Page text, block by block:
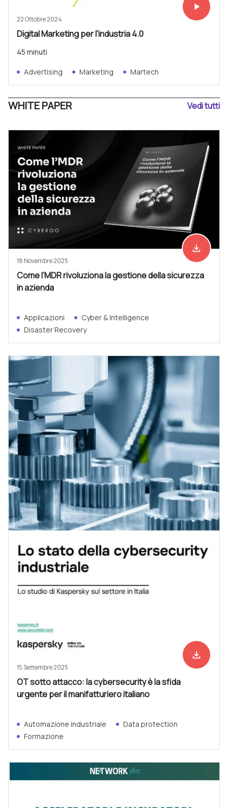
Vedi subito
play_arrow
22 Ottobre 2024
Digital Marketing per l'industria 4.0
45 minuti
Advertising Marketing Martech
WHITE PAPER Vedi tutti
Scarica
file_download
18 Novembre 2025
Come l’MDR rivoluziona la gestione della sicurezza
in azienda
Applicazioni
Cyber & Intelligence
Disaster Recovery
Scarica
file_download
15 Settembre 2025
OT sotto attacco: la cybersecurity è la sfida
urgente per il manifatturiero italiano
Automazione industriale
Data protection
Formazione